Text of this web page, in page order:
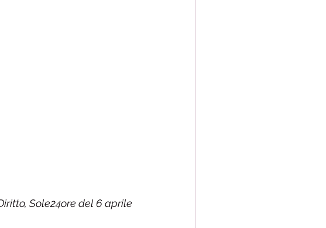
Sole24ore del 6 aprile